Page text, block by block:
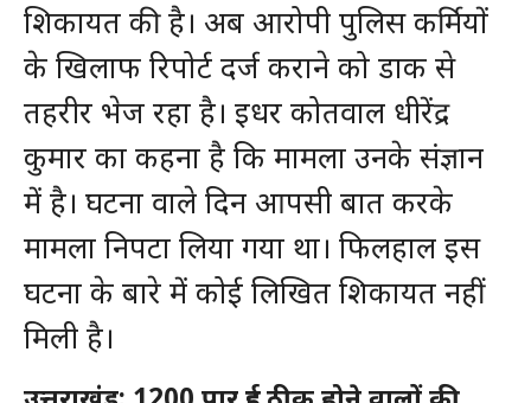
शिकायत की है। अब आरोपी पुलिस कर्मियों
के खिलाफ रिपोर्ट दर्ज कराने को डाक से
तहरीर भेज रहा है। इधर कोतवाल धीरेंद्र
कुमार का कहना है कि मामला उनके संज्ञान
में है। घटना वाले दिन आपसी बात करके
मामला निपटा लिया गया था। फिलहाल इस
घटना के बारे में कोई लिखित शिकायत नहीं
मिली है।